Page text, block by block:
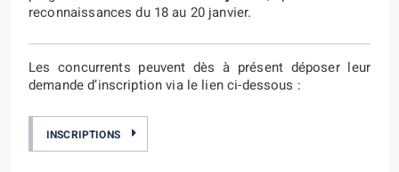
reconnaissances du 18 au 20 janvier.
Les concurrents peuvent dès à présent déposer leur
demande d’inscription via le lien ci-dessous :
INSCRIPTIONS